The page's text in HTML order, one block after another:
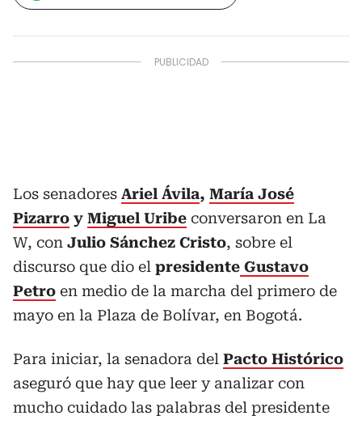
Los senadores Ariel Ávila, María José
Pizarro y Miguel Uribe conversaron en La
W, con Julio Sánchez Cristo, sobre el
discurso que dio el presidente Gustavo
Petro en medio de la marcha del primero de
mayo en la Plaza de Bolívar, en Bogotá.
Para iniciar, la senadora del Pacto Histórico
aseguró que hay que leer y analizar con
mucho cuidado las palabras del presidente